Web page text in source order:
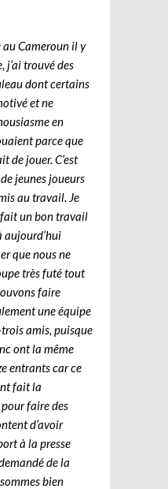
au Cameroun il y
j’ai trouvé des
dont certains
et ne
en
parce que
de jouer. C’est
jeunes joueurs
au travail. Je
fait un bon travail
aujourd’hui
que nous ne
très futé tout
faire
une équipe
amis, puisque
ont la même
entrants car ce
fait la
faire des
d’avoir
à la presse
de la
bien